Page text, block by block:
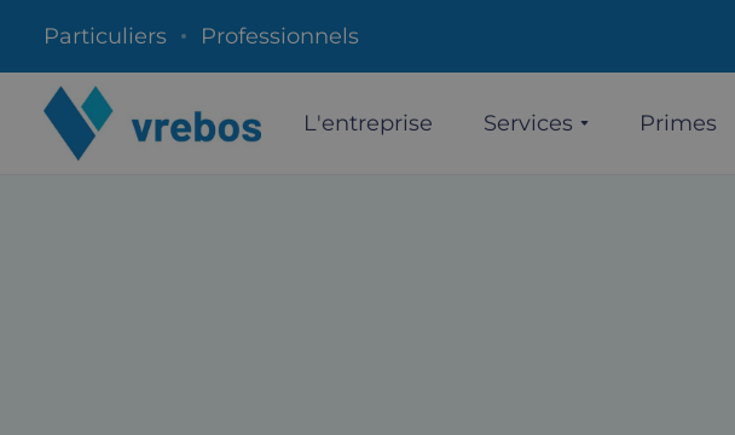
Particuliers Professionnels
L'entreprise Services Primes